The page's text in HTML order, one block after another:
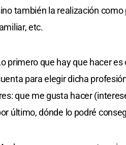
también la realización
etc.
primero que hay que hacer
para elegir dicha
que me gusta hacer
último, dónde lo podré